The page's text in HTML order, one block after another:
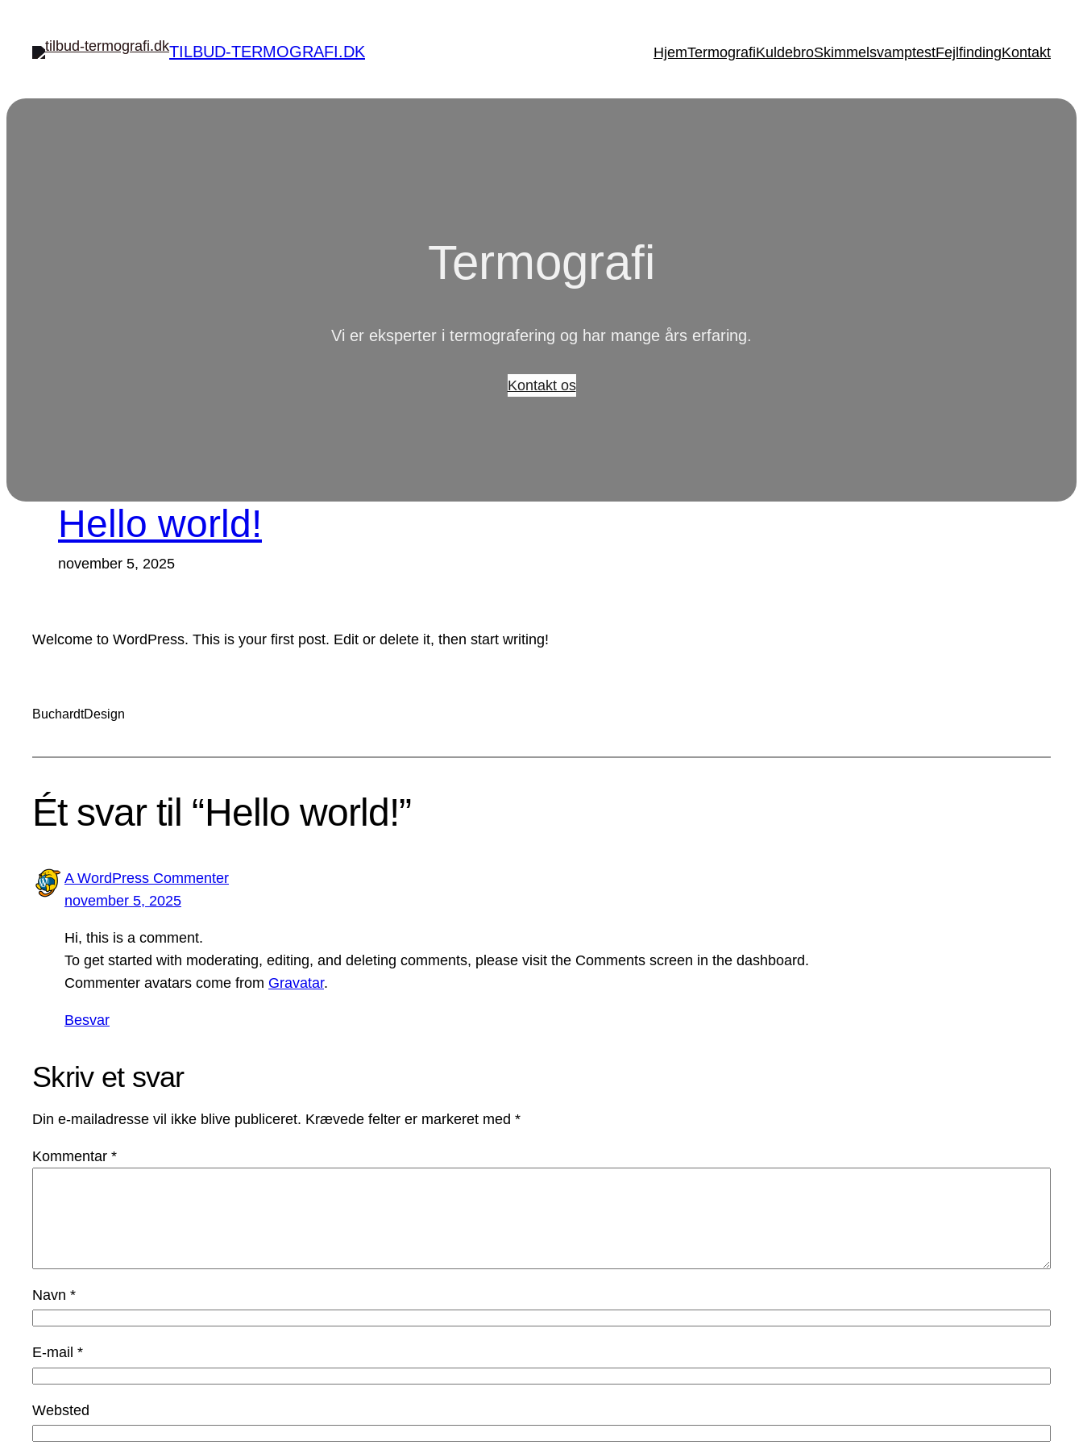
indhold
TILBUD-TERMOGRAFI.DK HjemTermografiKuldebroSkimmelsvamptestFejlfindingKontakt
Termografi
Vi er eksperter i termografering og har mange års erfaring.
Kontakt os
Hello world!
november 5, 2025
Welcome to WordPress. This is your first post. Edit or delete it, then start writing!
BuchardtDesign
Ét svar til “Hello world!”
A WordPress Commenter
november 5, 2025
Hi, this is a comment.
To get started with moderating, editing, and deleting comments, please visit the Comments screen in the dashboard.
Commenter avatars come from Gravatar.
Besvar
Skriv et svar
Din e-mailadresse vil ikke blive publiceret. Krævede felter er markeret med *
Kommentar *
Navn *
E-mail *
Websted